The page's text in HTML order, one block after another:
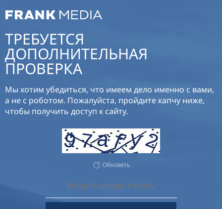
ТРЕБУЕТСЯ
ДОПОЛНИТЕЛЬНАЯ
ПРОВЕРКА
Мы хотим убедиться, что имеем дело именно с вами,
а не с роботом. Пожалуйста, пройдите капчу ниже,
чтобы получить доступ к сайту.
Обновить